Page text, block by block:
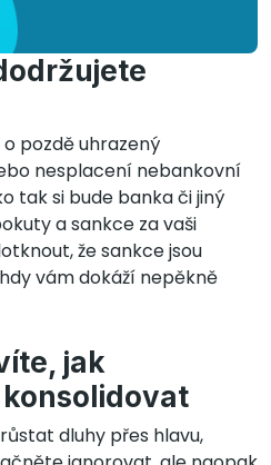
o pozdě uhrazený
nesplacení nebankovní
tak si bude banka či jiný
a sankce za vaši
že sankce jsou
vám dokáží nepěkně
jak
dluhy přes hlavu,